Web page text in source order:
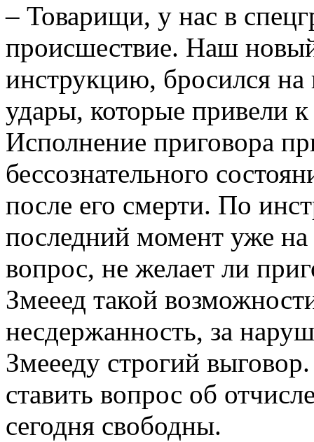
– Товарищи, у нас в
происшествие. Наш
инструкцию, бросился на
удары, которые привели
Исполнение приговора
бессознательного
после его смерти. По
последний момент уже на
вопрос, не желает ли
Змееед такой
несдержанность, за
Змеееду строгий
ставить вопрос об
сегодня свободны.